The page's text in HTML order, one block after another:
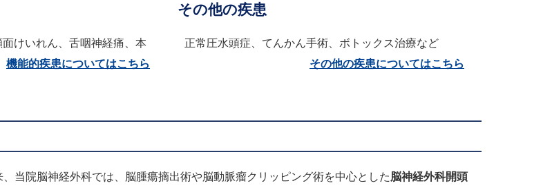
けいれん、舌咽神経痛、本
機能的疾患についてはこちら
その他の疾患
正常圧水頭症、てんかん手術、ボトックス治療など
その他の疾患についてはこちら
当院脳神経外科では、脳腫瘍摘出術や脳動脈瘤クリッピング術を中心とした脳神経外科開頭